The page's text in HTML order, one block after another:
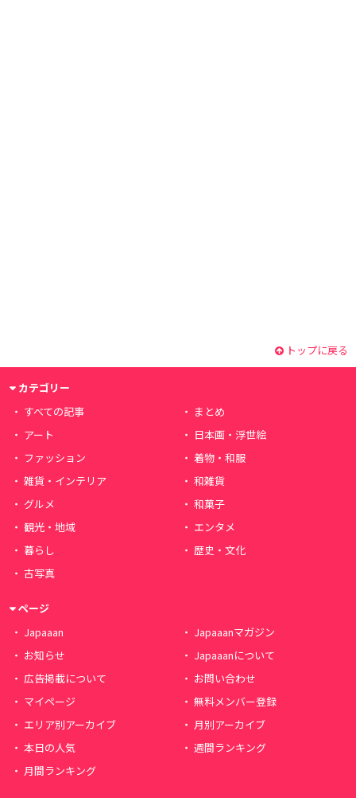
トップに戻る
カテゴリー
すべての記事
まとめ
アート
日本画・浮世絵
ファッション
着物・和服
雑貨・インテリア
和雑貨
グルメ
和菓子
観光・地域
エンタメ
暮らし
歴史・文化
古写真
ページ
Japaaan
Japaaanマガジン
お知らせ
Japaaanについて
広告掲載について
お問い合わせ
マイページ
無料メンバー登録
エリア別アーカイブ
月別アーカイブ
本日の人気
週間ランキング
月間ランキング